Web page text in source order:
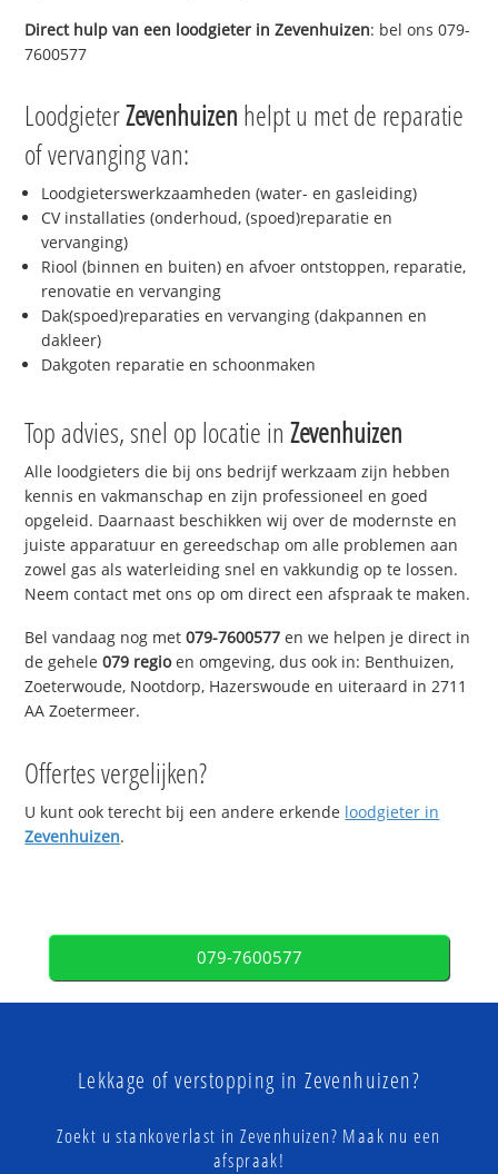
Direct hulp van een loodgieter inZevenhuizen: bel ons 079-
7600577
LoodgieterZevenhuizen helpt u met de reparatie
of vervanging van:
Loodgieterswerkzaamheden (water- en gasleiding)
CV installaties (onderhoud, (spoed)reparatie en
vervanging)
Riool (binnen en buiten) en afvoer ontstoppen, reparatie,
renovatie en vervanging
Dak(spoed)reparaties en vervanging (dakpannen en
dakleer)
Dakgoten reparatie en schoonmaken
Top advies, snel op locatie inZevenhuizen
Alle loodgieters die bij ons bedrijf werkzaam zijn hebben
kennis en vakmanschap en zijn professioneel en goed
opgeleid. Daarnaast beschikken wij over de modernste en
juiste apparatuur en gereedschap om alle problemen aan
zowel gas als waterleiding snel en vakkundig op te lossen.
Neem contact met ons op om direct een afspraak te maken.
Bel vandaag nog met079-7600577 en we helpen je direct in
de gehele079 regioen omgeving, dus ook in: Benthuizen,
Zoeterwoude, Nootdorp, Hazerswoude en uiteraard in 2711
AA Zoetermeer.
Offertes vergelijken?
U kunt ook terecht bij een andere erkende loodgieter in
Zevenhuizen.
079-7600577
Lekkage of verstopping in Zevenhuizen?
Zoekt u stankoverlast in Zevenhuizen? Maak nu een
afspraak!